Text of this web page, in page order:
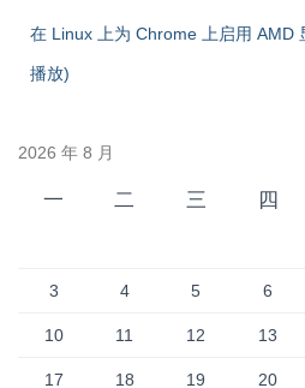
在 Linux 上为 Chrome 上启用 AMD
播放)
2026 年 8 月
一 二 三 四
3 4 5 6
10 11 12 13
17 18 19 20